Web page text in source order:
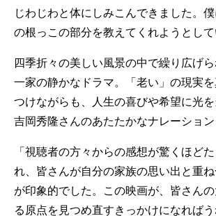
じわじわと体にしみこんできました。
の根っこの部分を教えてくれようとして
四季折々の美しい風景の中で繰り広げ
一家の静かなドラマ。「老い」の現実
つけながらも、人生の喜びや希望に光
吉岡秀隆さんのあたたかなナレーション
「視聴者の方々からの感想が驚くほど
れ、皆さんが自分の家族の思い出と重
が印象的でした。この映画が、皆さん
る原点を見つめ直すきっかけになればう